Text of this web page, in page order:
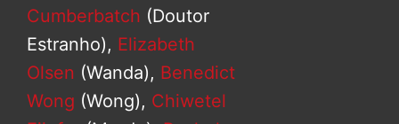
Cumberbatch (Doutor
Estranho), Elizabeth
Olsen (Wanda), Benedict
Wong (Wong), Chiwetel